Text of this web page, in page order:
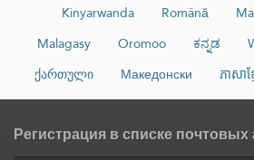
Kinyarwanda
Română
Malagasy
Oromoo ಕನ್ನಡ
ქართული
Македонски ភាសាខ្
Регистрация в списке почтовых